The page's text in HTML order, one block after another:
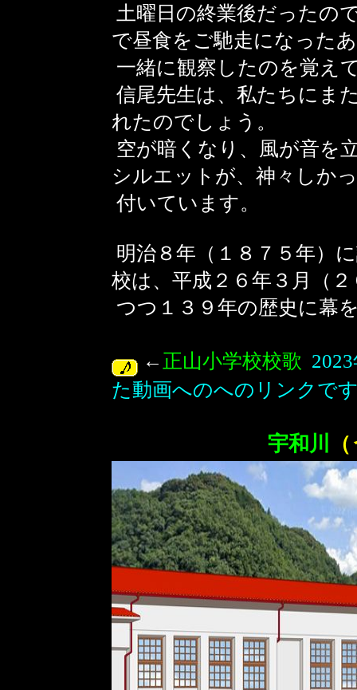
土曜日の終業後だったの
で昼食をご馳走になった
一緒に観察したのを覚え
信尾先生は、私たちにま
れたのでしょう。
空が暗くなり、風が音を
シルエットが、神々しか
付いています。
明治８年（１８７５年）
校は、平成２６年３月（
つつ１３９年の歴史に幕
← 正山小学校校歌
た動画へのへのリンクで
宇和川